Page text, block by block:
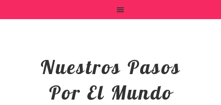
Nuestros Pasos
Por El Mundo